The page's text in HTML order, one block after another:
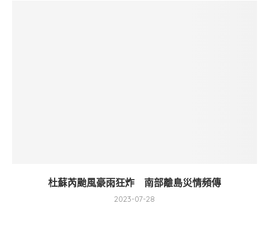
杜蘇芮颱風豪雨狂炸 南部離島災情頻傳
2023-07-28